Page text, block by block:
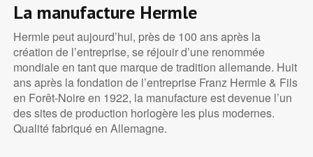
La manufacture Hermle
Hermle peut aujourd’hui, près de 100 ans après la
création de l’entreprise, se réjouir d’une renommée
mondiale en tant que marque de tradition allemande. Huit
ans après la fondation de l’entreprise Franz Hermle & Fils
en Forêt-Noire en 1922, la manufacture est devenue l’un
des sites de production horlogère les plus modernes.
Qualité fabriqué en Allemagne.